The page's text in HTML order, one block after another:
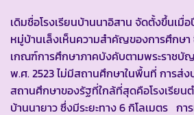
เดิมชื่อโรงเรียนบ้านนาอิสาน จัดตั้งขึ้นเมื่อ
หมู่บ้านเล็งเห็นความสำคัญของการศึกษา
เกณฑ์การศึกษาภาคบังคับตามพระราช
พ.ศ. 2523 ไม่มีสถานศึกษาในพื้นที่ การส่ง
สถานศึกษาของรัฐที่ใกล้ที่สุดคือโรงเรียน
บ้านนายาว ซึ่งมีระยะทาง 6 กิโลเมตร กา